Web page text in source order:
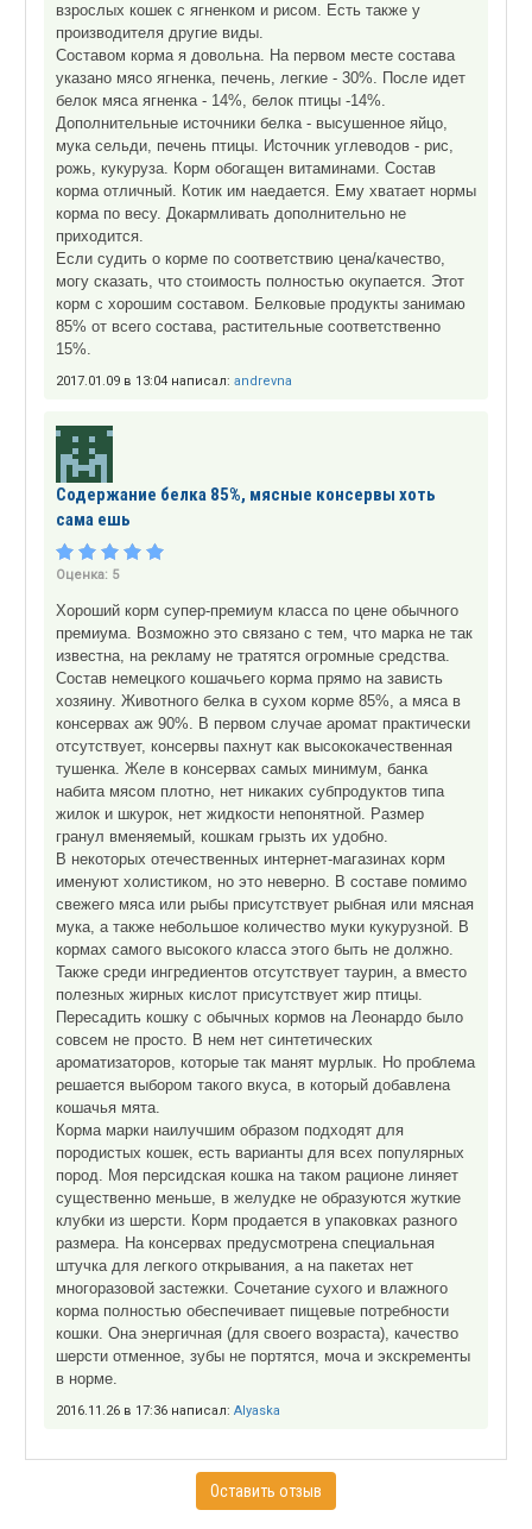
взрослых кошек с ягненком и рисом. Есть также у
производителя другие виды.
Составом корма я довольна. На первом месте состава
указано мясо ягненка, печень, легкие - 30%. После идет
белок мяса ягненка - 14%, белок птицы -14%.
Дополнительные источники белка - высушенное яйцо,
мука сельди, печень птицы. Источник углеводов - рис,
рожь, кукуруза. Корм обогащен витаминами. Состав
корма отличный. Котик им наедается. Ему хватает нормы
корма по весу. Докармливать дополнительно не
приходится.
Если судить о корме по соответствию цена/качество,
могу сказать, что стоимость полностью окупается. Этот
корм с хорошим составом. Белковые продукты занимаю
85% от всего состава, растительные соответственно
15%.
2017.01.09 в 13:04 написал: andrevna
Содержание белка 85%, мясные консервы хоть
сама ешь
Оценка: 5
Хороший корм супер-премиум класса по цене обычного
премиума. Возможно это связано с тем, что марка не так
известна, на рекламу не тратятся огромные средства.
Состав немецкого кошачьего корма прямо на зависть
хозяину. Животного белка в сухом корме 85%, а мяса в
консервах аж 90%. В первом случае аромат практически
отсутствует, консервы пахнут как высококачественная
тушенка. Желе в консервах самых минимум, банка
набита мясом плотно, нет никаких субпродуктов типа
жилок и шкурок, нет жидкости непонятной. Размер
гранул вменяемый, кошкам грызть их удобно.
В некоторых отечественных интернет-магазинах корм
именуют холистиком, но это неверно. В составе помимо
свежего мяса или рыбы присутствует рыбная или мясная
мука, а также небольшое количество муки кукурузной. В
кормах самого высокого класса этого быть не должно.
Также среди ингредиентов отсутствует таурин, а вместо
полезных жирных кислот присутствует жир птицы.
Пересадить кошку с обычных кормов на Леонардо было
совсем не просто. В нем нет синтетических
ароматизаторов, которые так манят мурлык. Но проблема
решается выбором такого вкуса, в который добавлена
кошачья мята.
Корма марки наилучшим образом подходят для
породистых кошек, есть варианты для всех популярных
пород. Моя персидская кошка на таком рационе линяет
существенно меньше, в желудке не образуются жуткие
клубки из шерсти. Корм продается в упаковках разного
размера. На консервах предусмотрена специальная
штучка для легкого открывания, а на пакетах нет
многоразовой застежки. Сочетание сухого и влажного
корма полностью обеспечивает пищевые потребности
кошки. Она энергичная (для своего возраста), качество
шерсти отменное, зубы не портятся, моча и экскременты
в норме.
2016.11.26 в 17:36 написал: Alyaska
Оставить отзыв